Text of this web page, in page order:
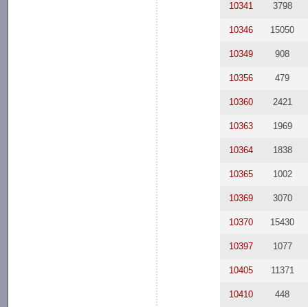
10341 3798
10346 15050
10349 908
10356 479
10360 2421
10363 1969
10364 1838
10365 1002
10369 3070
10370 15430
10397 1077
10405 11371
10410 448